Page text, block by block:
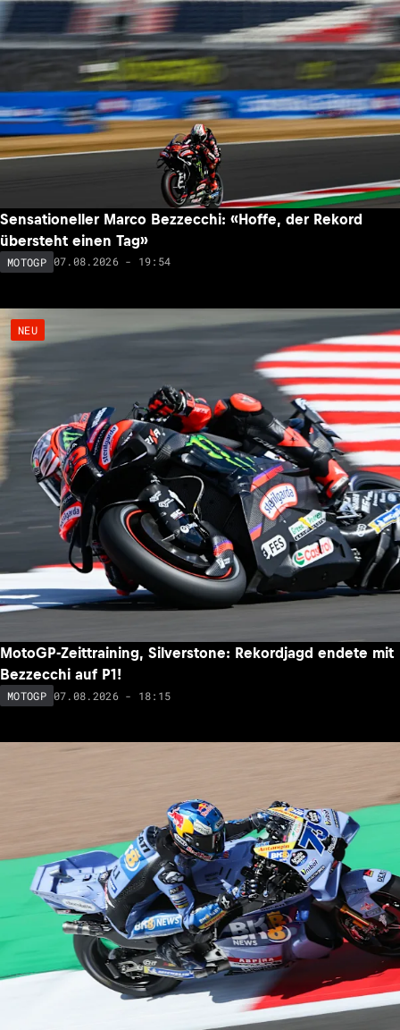
Sensationeller Marco Bezzecchi: «Hoffe, der Rekord
übersteht einen Tag»
MOTOGP 07.08.2026 - 19:54
NEU
MotoGP-Zeittraining, Silverstone: Rekordjagd endete mit
Bezzecchi auf P1!
MOTOGP 07.08.2026 - 18:15